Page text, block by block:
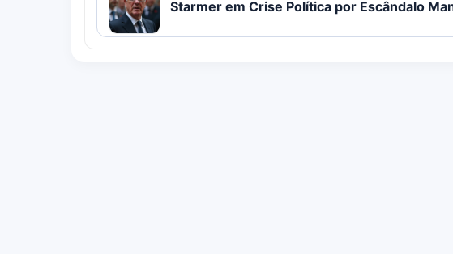
Starmer em Crise Política por Escândalo